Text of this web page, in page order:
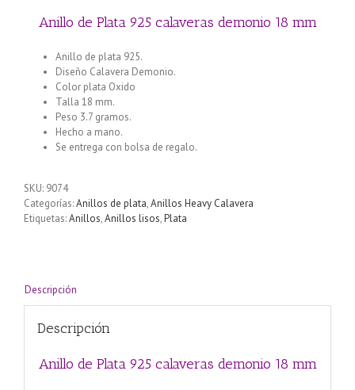
Anillo de Plata 925 calaveras demonio 18 mm
Anillo de plata 925.
Diseño Calavera Demonio.
Color plata Oxido
Talla 18 mm.
Peso 3.7 gramos.
Hecho a mano.
Se entrega con bolsa de regalo.
SKU: 9074
Categorías:Anillos de plata,Anillos Heavy Calavera
Etiquetas:Anillos,Anillos lisos,Plata
Descripción
Descripción
Anillo de Plata 925 calaveras demonio 18 mm